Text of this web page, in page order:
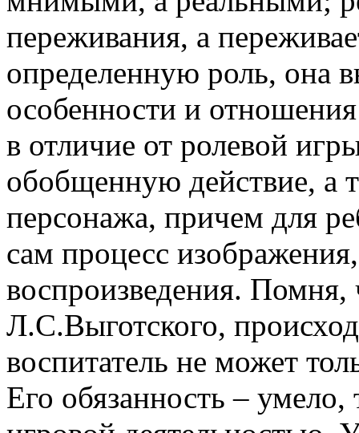
переживания, а
определенную роль, она
особенности и
в отличие от ролевой
обобщенную действие, а
персонажа, причем для
сам процесс
воспроизведения.
Л.С.Выготского,
воспитатель не может
Его обязанность – умело,